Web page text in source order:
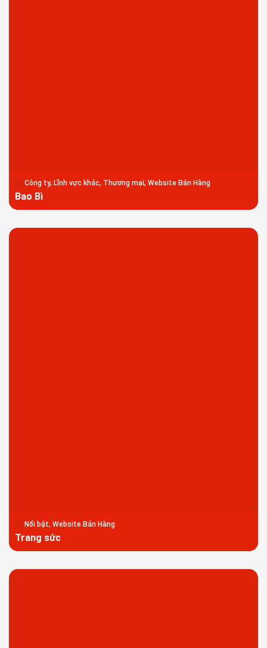
Công ty, Lĩnh vực khác, Thương mại, Website Bán Hàng
Bao Bì
Nổi bật, Website Bán Hàng
Trang sức